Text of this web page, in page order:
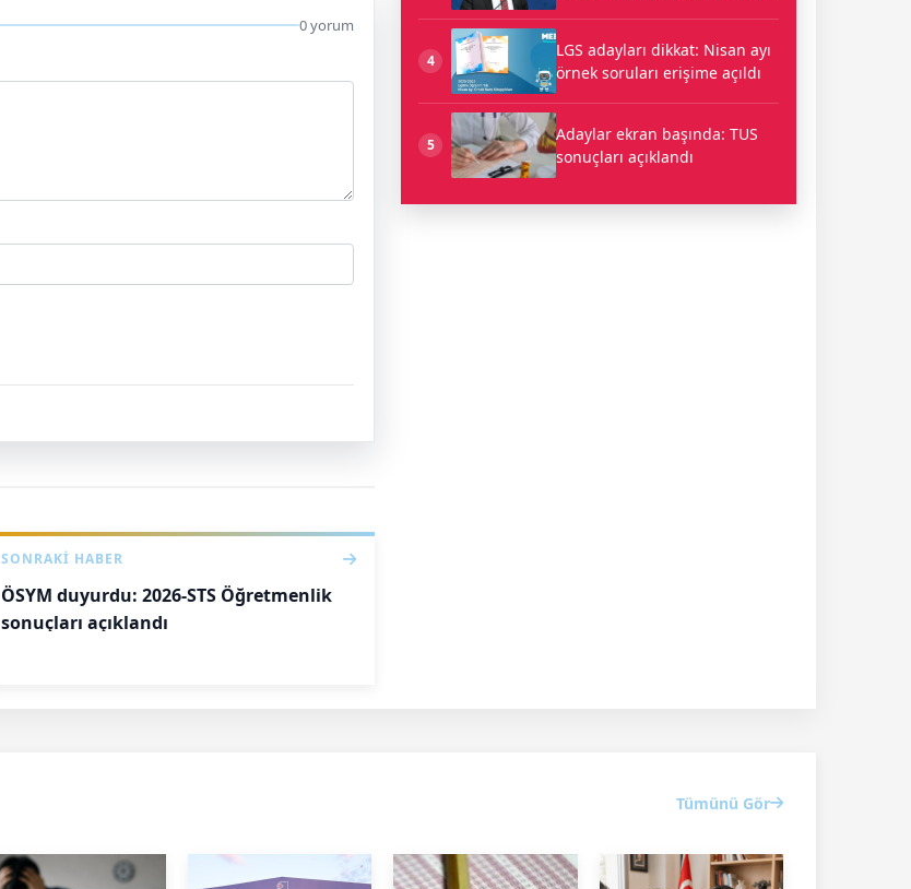
0 yorum
SONRAKI HABER
ÖSYM duyurdu: 2026-STS Öğretmenlik
sonuçları açıklandı
4
LGS adayları dikkat: Nisan ayı
örnek soruları erişime açıldı
5
Adaylar ekran başında: TUS
sonuçları açıklandı
Tümünü Gör